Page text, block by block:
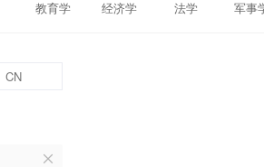
教育学 经济学 法学 军事